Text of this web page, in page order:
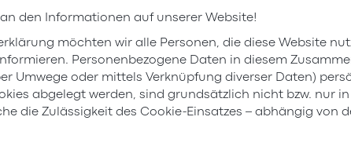
den Informationen auf unserer Website!
möchten wir alle Personen, die diese Website
Personenbezogene Daten in diesem
Umwege oder mittels Verknüpfung diverser Daten)
abgelegt werden, sind grundsätzlich nicht bzw. nur
die Zulässigkeit des Cookie-Einsatzes – abhängig